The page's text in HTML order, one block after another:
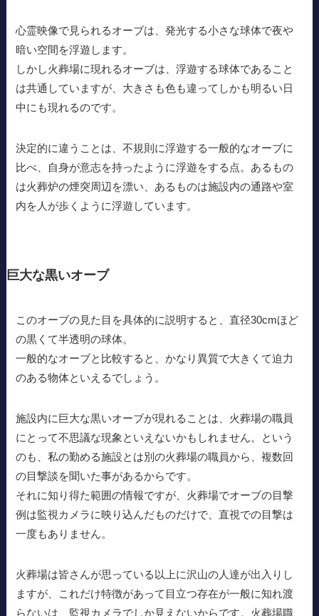
心霊映像で見られるオーブは、発光する小さな球体で夜や
暗い空間を浮遊します。
しかし火葬場に現れるオーブは、浮遊する球体であること
は共通していますが、大きさも色も違ってしかも明るい日
中にも現れるのです。
決定的に違うことは、不規則に浮遊する一般的なオーブに
比べ、自身が意志を持ったように浮遊をする点。あるもの
は火葬炉の煙突周辺を漂い、あるものは施設内の通路や室
内を人が歩くように浮遊しています。
巨大な黒いオーブ
このオーブの見た目を具体的に説明すると、直径30cmほど
の黒くて半透明の球体。
一般的なオーブと比較すると、かなり異質で大きくて迫力
のある物体といえるでしょう。
施設内に巨大な黒いオーブが現れることは、火葬場の職員
にとって不思議な現象といえないかもしれません。という
のも、私の勤める施設とは別の火葬場の職員から、複数回
の目撃談を聞いた事があるからです。
それに知り得た範囲の情報ですが、火葬場でオーブの目撃
例は監視カメラに映り込んだものだけで、直視での目撃は
一度もありません。
火葬場は皆さんが思っている以上に沢山の人達が出入りし
ますが、これだけ特徴があって目立つ存在が一般に知れ渡
らないは、監視カメラでしか見えないからです。火葬場職